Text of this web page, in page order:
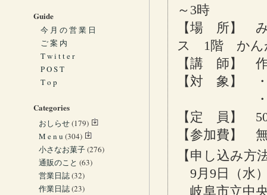
～3時
【場 所】
ス 1階 かん
【講 師】
【対 象】 ・
・中高生
【定 員】
【参加費】
【申し込み方
9月9日（水
岐阜市立中
Guide
今 月 の 営 業 日
ご 案 内
T w i t t e r
P O S T
T o p
Categories
おしらせ(179)
M e n u (304)
小さなお菓子(276)
通販のこと (63)
営業日誌(32)
作業日誌(23)